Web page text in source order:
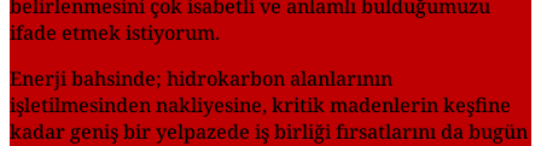
belirlenmesini çok isabetli ve anlamlı bulduğumuzu
ifade etmek istiyorum.
Enerji bahsinde; hidrokarbon alanlarının
işletilmesinden nakliyesine, kritik madenlerin keşfine
kadar geniş bir yelpazede iş birliği fırsatlarını da bugün